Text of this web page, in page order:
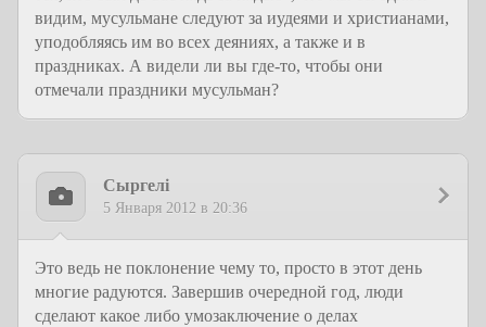
видим, мусульмане следуют за иудеями и христианами,
уподобляясь им во всех деяниях, а также и в
праздниках. А видели ли вы где-то, чтобы они
отмечали праздники мусульман?
Сыргелi
5 Января 2012 в 20:36
Это ведь не поклонение чему то, просто в этот день
многие радуются. Завершив очередной год, люди
сделают какое либо умозаключение о делах